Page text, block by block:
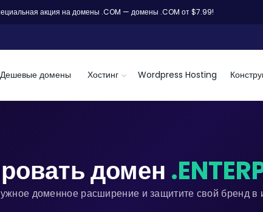
акция на домены .COM — домены .COM от $7.99!
Дешевые домены Хостинг Wordpress Hosting
домен
доменное расширение и защитите свой бренд в